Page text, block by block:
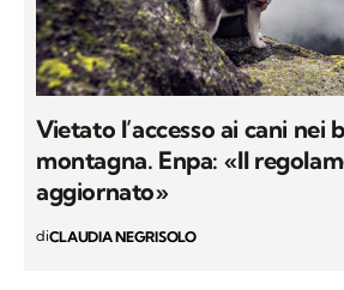
Vietato l’accesso ai cani nei
montagna. Enpa: «Il
aggiornato»
diCLAUDIA NEGRISOLO